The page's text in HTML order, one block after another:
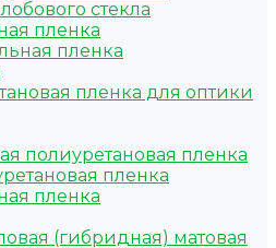
стекла
пленка
пленка
пленка для оптики
полиуретановая пленка
пленка
пленка
(гибридная) матовая